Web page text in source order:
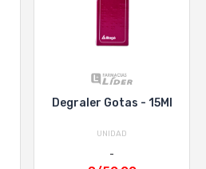
Degraler Gotas - 15Ml
UNIDAD